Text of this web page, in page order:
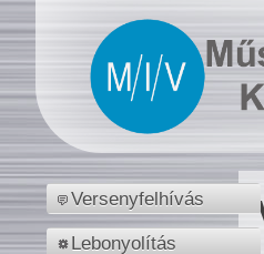
Versenyfelhívás
Lebonyolítás